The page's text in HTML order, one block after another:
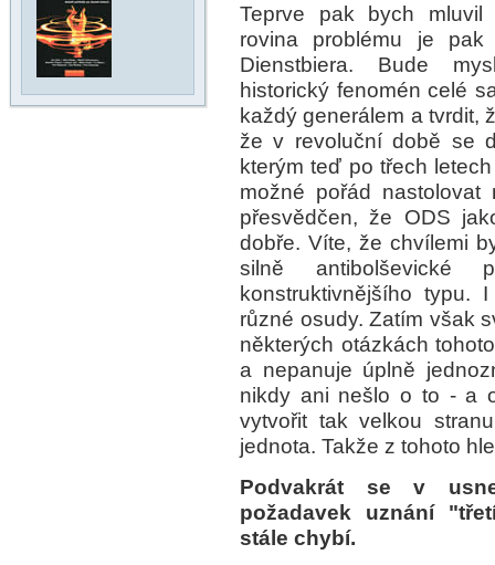
Teprve pak bych mluvil
rovina problému je
Dienstbiera. Bude
historický fenomén celé
každý generálem a tvrdit,
že v revoluční době se
kterým teď po třech
možné pořád
přesvědčen, že ODS
dobře. Víte, že chvílemi
silně
konstruktivnějšího typu.
různé osudy. Zatím však
některých otázkách
a nepanuje úplně
nikdy ani nešlo o to - a
vytvořit tak velkou
jednota. Takže z tohoto
Podvakrát se v
požadavek uznání
stále chybí.